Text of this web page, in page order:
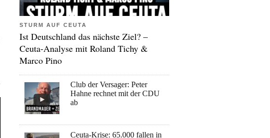
STURM AUF CEUTA
Ist Deutschland das nächste Ziel? –
Ceuta-Analyse mit Roland Tichy &
Marco Pino
Club der Versager: Peter
Hahne rechnet mit der CDU
ab
Ceuta-Krise: 65.000 fallen in